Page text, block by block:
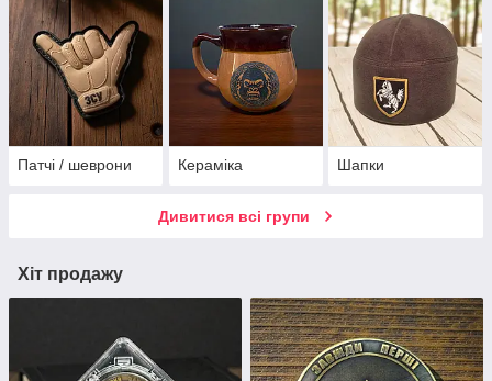
Патчі / шеврони Кераміка Шапки
Дивитися всі групи
Хіт продажу